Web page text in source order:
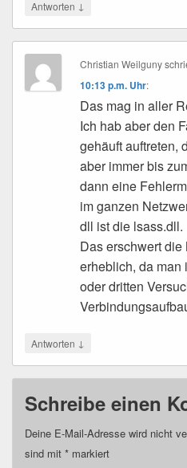
Antworten ↓
Christian Weilguny
10:13 p.m. Uhr:
Das mag in aller
Ich hab aber den
gehäuft auftreten,
aber immer bis
dann eine
im ganzen
dll ist die lsass.dll.
Das erschwert
erheblich, da man
oder dritten
Antworten ↓
Schreibe einen
Deine E-Mail-Adresse wird nicht
sind mit * markiert